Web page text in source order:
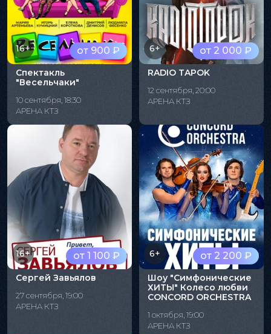
от 900 ₽
16+
Спектакль
"Весельчаки"
10 сентября, 18:30
АРЕНА КТЗ
от 2 000 ₽
6+
RADIO TAPOK
12 сентября, 20:00
АРЕНА КТЗ
от 1 100 ₽
16+
Сергей Завьялов
27 сентября, 19:00
АРЕНА КТЗ
от 2 200 ₽
6+
Шоу "Симфонические
ХИТЫ" Колесо любви
CONCORD ORCHESTRA
1 октября, 19:00
АРЕНА КТЗ